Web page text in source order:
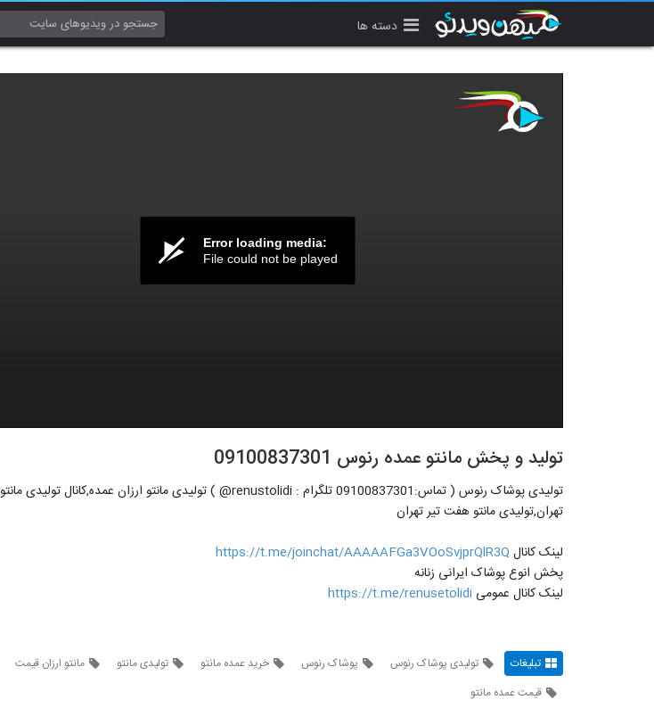
دسته ها
Error loading media:
File could not be played
تولید و پخش مانتو عمده رنوس 09100837301
تولیدی پوشاک رنوس ( تماس:09100837301 تلگرام : renustolidi@ ) تولیدی مانتو ارزان عمده,کانال تولیدی مانتو
تهران,تولیدی مانتو هفت تیر تهران
لینک کانال https://t.me/joinchat/AAAAAFGa3VOoSvjprQlR3Q
پخش انوع پوشاک ایرانی زنانه
لینک کانال عمومی https://t.me/renusetolidi
تبلیغات تولیدی پوشاک رنوس پوشاک رنوس خرید عمده مانتو تولیدی مانتو
مانتو ارزان قیمت
قیمت عمده مانتو